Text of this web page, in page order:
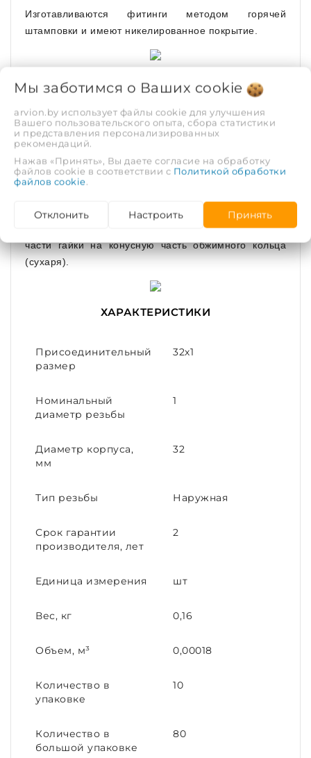
Изготавливаются фитинги методом горячей
штамповки и имеют никелированное покрытие.
В проточках штуцера установлены два
уплотнительных кольца из EPDM. Торец трубы
контактирует с изоляционной прокладкой из PTFE
(тефлон), которая предотвращает появление
гальванической пары между алюминием трубы и
латунью.
посредством обжимного кольца (сухаря), которое
обжимает трубу в результате воздействия конусной
части гайки на конусную часть обжимного кольца
(сухаря).
ХАРАКТЕРИСТИКИ
Присоединительный
размер
32х1
Номинальный
диаметр резьбы
1
Диаметр корпуса,
мм
32
Тип резьбы Наружная
Срок гарантии
производителя, лет
2
Единица измерения шт
Вес, кг 0,16
Объем, м³ 0,00018
Количество в
упаковке
10
Количество в
большой упаковке
80
Мы заботимся о Ваших cookie
arvion.by использует файлы cookie для улучшения
Вашего пользовательского опыта, сбора статистики
и представления персонализированных
рекомендаций.
Нажав «Принять», Вы даете согласие на обработку
файлов cookie в соответствии с Политикой обработки
файлов cookie
Отклонить Настроить Принять